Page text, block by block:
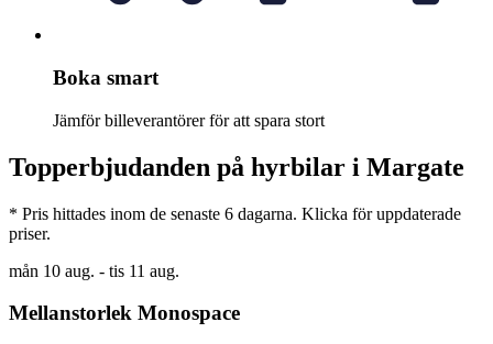
Boka smart
Jämför billeverantörer för att spara stort
Topperbjudanden på hyrbilar i Margate
* Pris hittades inom de senaste 6 dagarna. Klicka för uppdaterade
priser.
mån 10 aug. - tis 11 aug.
Mellanstorlek Monospace